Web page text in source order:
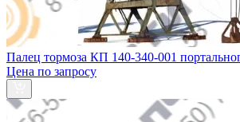
Палец тормоза КП 140-340-001
Цена по запросу